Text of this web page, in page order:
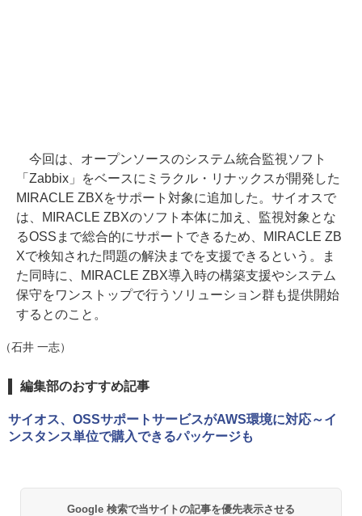
今回は、オープンソースのシステム統合監視ソフト
「Zabbix」をベースにミラクル・リナックスが開発した
MIRACLE ZBXをサポート対象に追加した。サイオスで
は、MIRACLE ZBXのソフト本体に加え、監視対象とな
るOSSまで総合的にサポートできるため、MIRACLE ZB
Xで検知された問題の解決までを支援できるという。ま
た同時に、MIRACLE ZBX導入時の構築支援やシステム
保守をワンストップで行うソリューション群も提供開始
するとのこと。
（石井 一志）
編集部のおすすめ記事
サイオス、OSSサポートサービスがAWS環境に対応～イ
ンスタンス単位で購入できるパッケージも
Google 検索で当サイトの記事を優先表示させる